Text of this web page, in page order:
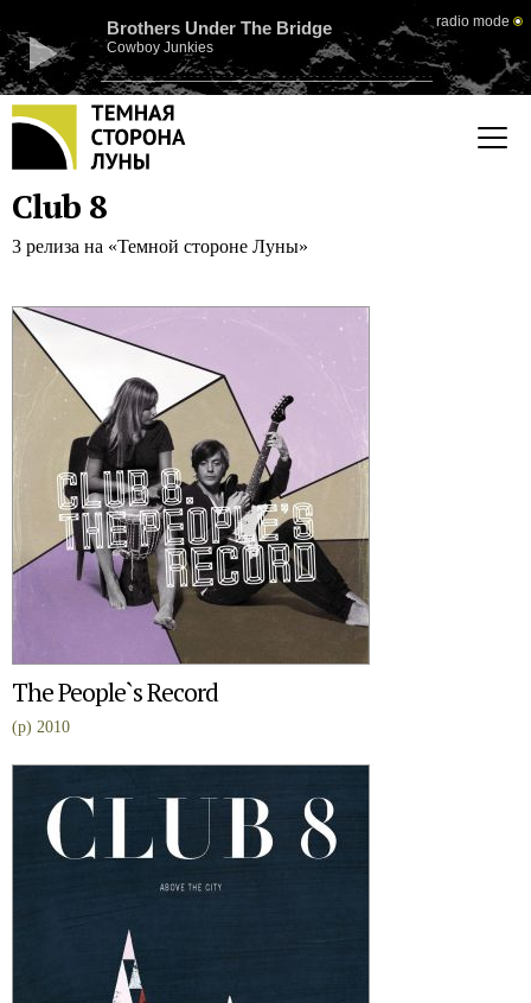
Brothers Under The Bridge
Cowboy Junkies
radio mode
Club 8
3 релиза на «Темной стороне Луны»
The People`s Record
(p) 2010